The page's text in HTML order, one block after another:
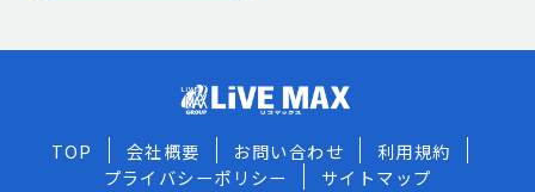
TOP 会社概要 お問い合わせ
利用規約
プライバシーポリシー
サイトマップ